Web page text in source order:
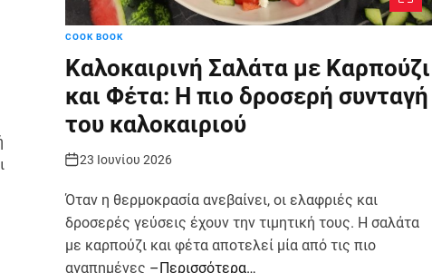
COOK BOOK
Καλοκαιρινή Σαλάτα με Καρπούζι
και Φέτα: Η πιο δροσερή συνταγή
του καλοκαιριού
23 Ιουνίου 2026
Όταν η θερμοκρασία ανεβαίνει, οι ελαφριές και
δροσερές γεύσεις έχουν την τιμητική τους. Η σαλάτα
με καρπούζι και φέτα αποτελεί μία από τις πιο
αγαπημένες –Περισσότερα…